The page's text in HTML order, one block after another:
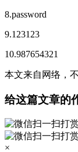
8.password
9.123123
10.987654321
本文来自网络，
给这篇文章的
×